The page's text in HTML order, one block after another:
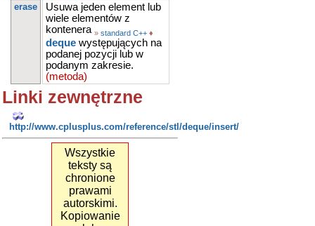
erase
Usuwa jeden element lub
wiele elementów z
kontenera » standard C++ ♦
deque występujących na
podanej pozycji lub w
podanym zakresie.
(metoda)
Linki zewnętrzne
http://www.cplusplus.com/reference/stl/deque/insert/
Wszystkie
teksty są
chronione
prawami
autorskimi.
Kopiowanie